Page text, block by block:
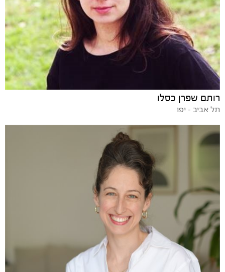
רותם שפרן כסלו
תל אביב - יפו